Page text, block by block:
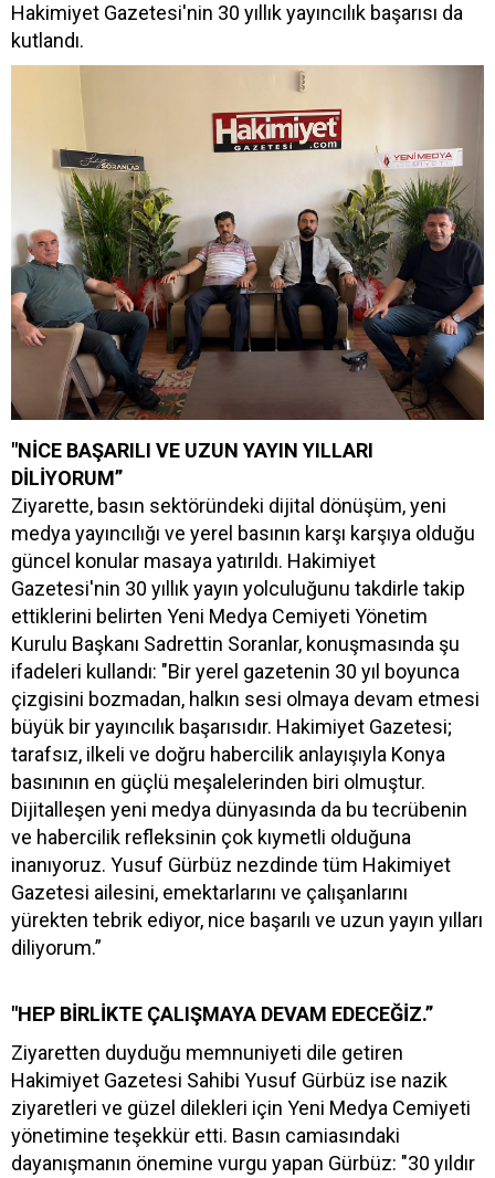
Hakimiyet Gazetesi'nin 30 yıllık yayıncılık başarısı da
kutlandı.
"NİCE BAŞARILI VE UZUN YAYIN YILLARI
DİLİYORUM”
Ziyarette, basın sektöründeki dijital dönüşüm, yeni
medya yayıncılığı ve yerel basının karşı karşıya olduğu
güncel konular masaya yatırıldı. Hakimiyet
Gazetesi'nin 30 yıllık yayın yolculuğunu takdirle takip
ettiklerini belirten Yeni Medya Cemiyeti Yönetim
Kurulu Başkanı Sadrettin Soranlar, konuşmasında şu
ifadeleri kullandı: "Bir yerel gazetenin 30 yıl boyunca
çizgisini bozmadan, halkın sesi olmaya devam etmesi
büyük bir yayıncılık başarısıdır. Hakimiyet Gazetesi;
tarafsız, ilkeli ve doğru habercilik anlayışıyla Konya
basınının en güçlü meşalelerinden biri olmuştur.
Dijitalleşen yeni medya dünyasında da bu tecrübenin
ve habercilik refleksinin çok kıymetli olduğuna
inanıyoruz. Yusuf Gürbüz nezdinde tüm Hakimiyet
Gazetesi ailesini, emektarlarını ve çalışanlarını
yürekten tebrik ediyor, nice başarılı ve uzun yayın yılları
diliyorum.”
"HEP BİRLİKTE ÇALIŞMAYA DEVAM EDECEĞİZ.”
Ziyaretten duyduğu memnuniyeti dile getiren
Hakimiyet Gazetesi Sahibi Yusuf Gürbüz ise nazik
ziyaretleri ve güzel dilekleri için Yeni Medya Cemiyeti
yönetimine teşekkür etti. Basın camiasındaki
dayanışmanın önemine vurgu yapan Gürbüz: "30 yıldır